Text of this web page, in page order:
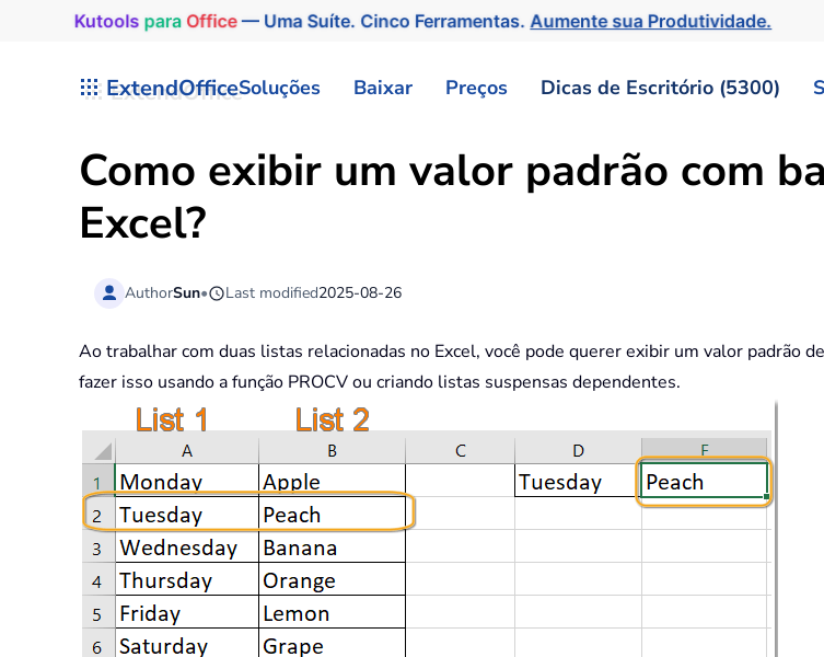
Kutools para Office— Uma Suíte. Cinco Ferramentas.Aumente sua Produtividade.
ExtendOfficeSoluções Baixar Preços Dicas de Escritório (5300)
Como exibir um valor padrão com
Excel?
AuthorSun• Last modified2025-08-26
Ao trabalhar com duas listas relacionadas no Excel, você pode querer exibir um valor padrão
fazer isso usando a função PROCV ou criando listas suspensas dependentes.